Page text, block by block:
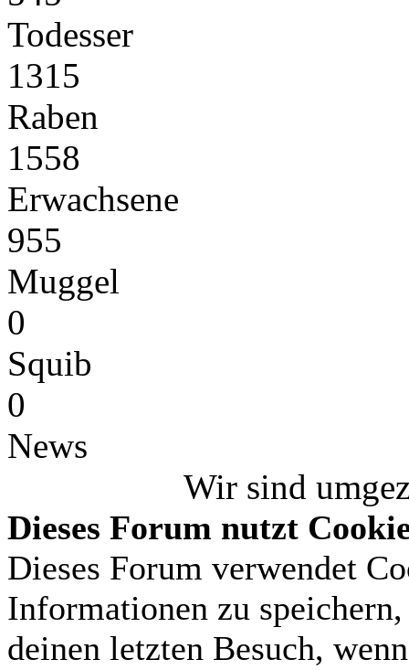
Todesser
1315
Raben
1558
Erwachsene
955
Muggel
0
Squib
0
News
Wir sind
Dieses Forum nutzt
Dieses Forum verwendet
Informationen zu
deinen letzten Besuch,